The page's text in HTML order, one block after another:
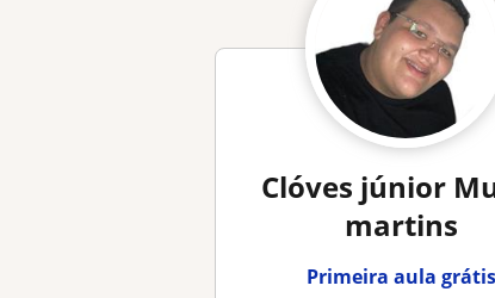
Clóves júnior
martins
Primeira aula grátis